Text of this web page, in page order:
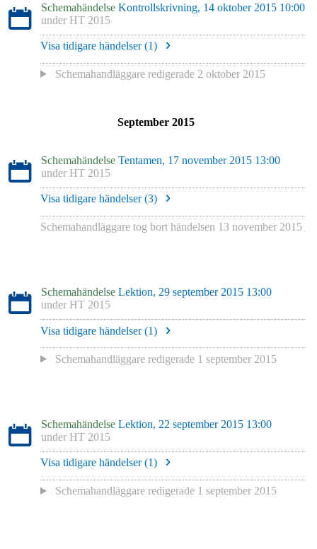
Schemahändelse Kontrollskrivning, 14 oktober 2015 10:00
under HT 2015
Visa tidigare händelser (1)
Schemahandläggare redigerade 2 oktober 2015
September 2015
Schemahändelse Tentamen, 17 november 2015 13:00
under HT 2015
Visa tidigare händelser (3)
Schemahandläggare tog bort händelsen 13 november 2015
Schemahändelse Lektion, 29 september 2015 13:00
under HT 2015
Visa tidigare händelser (1)
Schemahandläggare redigerade 1 september 2015
Schemahändelse Lektion, 22 september 2015 13:00
under HT 2015
Visa tidigare händelser (1)
Schemahandläggare redigerade 1 september 2015